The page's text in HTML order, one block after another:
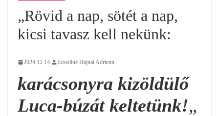
„Rövid a nap, sötét a nap,
kicsi tavasz kell nekünk:
2024.12.14. Ecsediné Hajnal Adrienn
karácsonyra kizöldülő
Luca-búzát keltetünk!„